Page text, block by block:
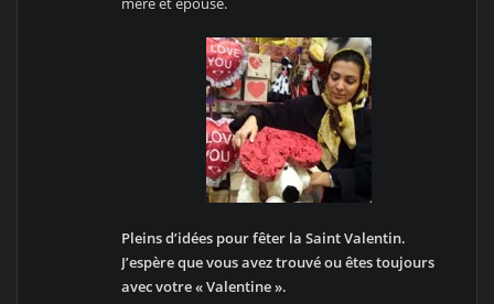
Pleins d’idées pour fêter la Saint Valentin.
J’espère que vous avez trouvé ou êtes toujours
avec votre « Valentine ».